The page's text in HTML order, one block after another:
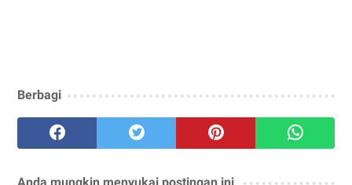
Berbagi
Anda mungkin menyukai postingan ini